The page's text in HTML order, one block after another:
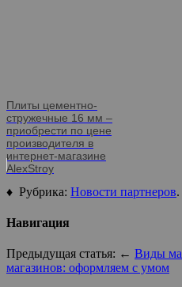
Плиты цементно-
стружечные 16 мм –
приобрести по цене
производителя в
интернет-магазине
AlexStroy
♦ Рубрика: Новости партнеров.
Навигация
Предыдущая статья: ← Виды
магазинов: оформляем с умом